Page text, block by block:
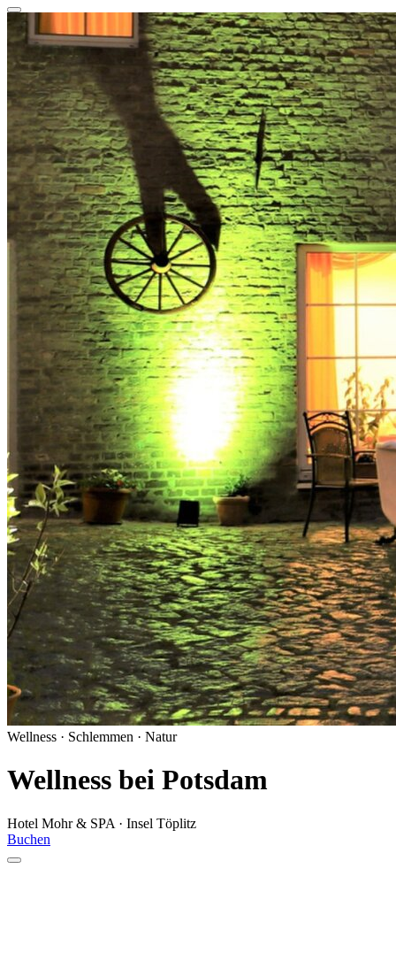
Wellness · Schlemmen · Natur
Wellness bei Potsdam
Hotel Mohr & SPA · Insel Töplitz
Buchen